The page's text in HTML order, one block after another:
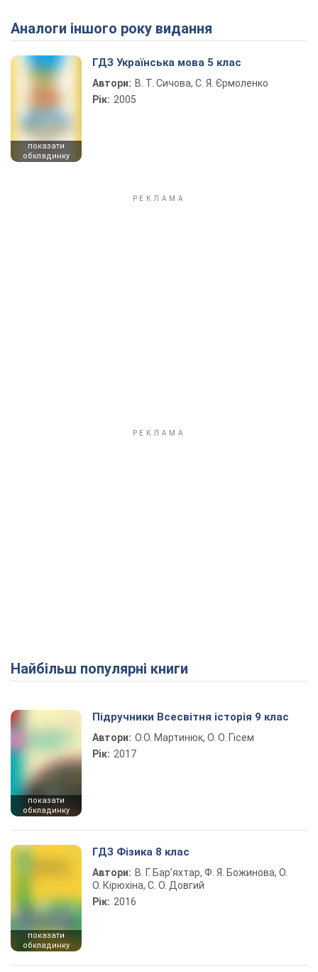
Play Video
Аналоги іншого року видання
показати
обкладинку
ГДЗ Українська мова 5 клас
Автори: В. Т. Сичова, С. Я. Єрмоленко
Рік: 2005
Найбільш популярні книги
показати
обкладинку
Підручники Всесвітня історія 9 клас
Автори: О.О. Мартинюк, О. О. Гісем
Рік: 2017
показати
обкладинку
ГДЗ Фізика 8 клас
Автори: В. Г. Бар’яхтар, Ф. Я. Божинова, О.
О. Кірюхіна, С. О. Довгий
Рік: 2016